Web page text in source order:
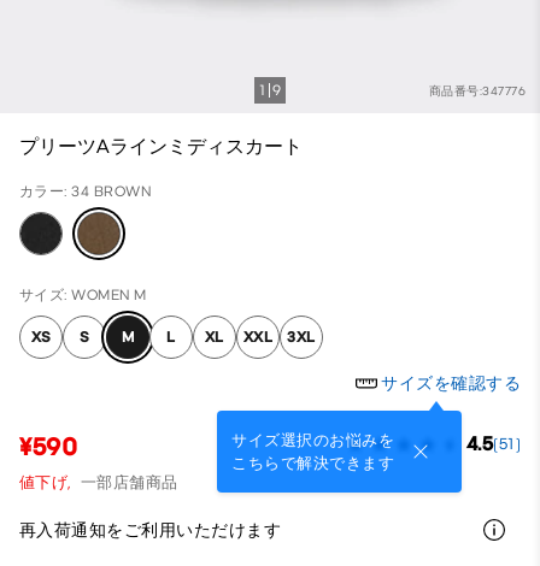
商品番号:347776
1 9
プリーツAラインミディスカート
カラー: 34 BROWN
サイズ: WOMEN M
XS S M L XL XXL 3XL
サイズを確認する
サイズ選択のお悩みを
こちらで解決できます
¥590 4.5(51)
値下げ, 一部店舗商品
再入荷通知をご利用いただけます